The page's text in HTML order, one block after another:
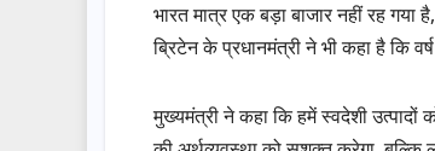
भारत मात्र एक बड़ा बाजार नहीं रह
ब्रिटेन के प्रधानमंत्री ने भी कहा है कि
मुख्यमंत्री ने कहा कि हमें स्वदेशी